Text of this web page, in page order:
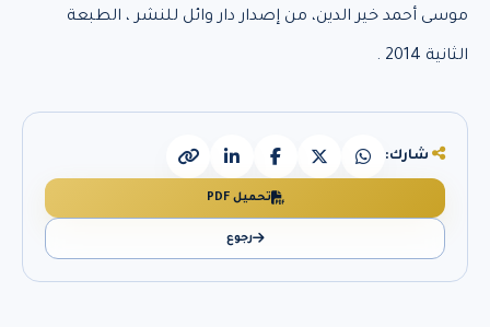
موسى أحمد خير الدين، من إصدار دار وائل للنشر ، الطبعة
الثانية 2014 .
شارك:
تحميل PDF
رجوع